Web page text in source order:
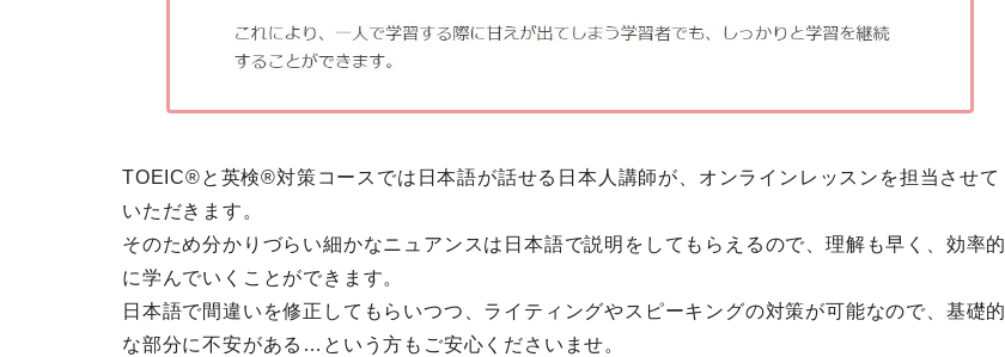
TOEIC®と英検®対策コースでは日本語が話せる日本人講師が、オンラインレッスンを担当させて
いただきます。
そのため分かりづらい細かなニュアンスは日本語で説明をしてもらえるので、理解も早く、効率的
に学んでいくことができます。
日本語で間違いを修正してもらいつつ、ライティングやスピーキングの対策が可能なので、基礎的
な部分に不安がある…という方もご安心くださいませ。